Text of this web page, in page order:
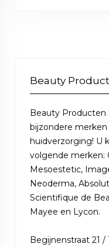
Beauty
Beauty Producten
bijzondere
huidverzorging! U
volgende merken:
Mesoestetic,
Neoderma,
Scientifique de
Mayee en Lycon.
Begijnenstraat 21